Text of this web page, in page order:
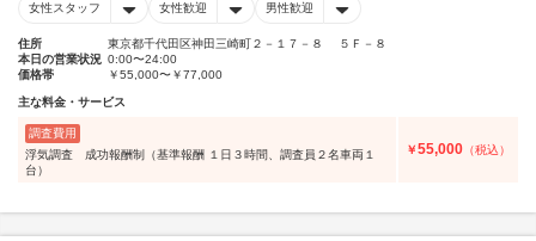
女性スタッフ 女性歓迎 男性歓迎
住所
東京都千代田区神田三崎町２－１７－８ ５Ｆ－８
本日の営業状況 0:00〜24:00
価格帯
￥55,000〜￥77,000
主な料金・サービス
調査費用
浮気調査 成功報酬制（基準報酬 １日３時間、調査員２名車両１
台）
￥55,000 （税込）